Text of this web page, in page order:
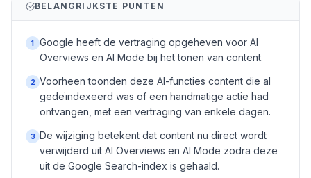
BELANGRIJKSTE PUNTEN
1
Google heeft de vertraging opgeheven voor AI
Overviews en AI Mode bij het tonen van content.
2 Voorheen toonden deze AI-functies content die al
gedeïndexeerd was of een handmatige actie had
ontvangen, met een vertraging van enkele dagen.
3 De wijziging betekent dat content nu direct wordt
verwijderd uit AI Overviews en AI Mode zodra deze
uit de Google Search-index is gehaald.